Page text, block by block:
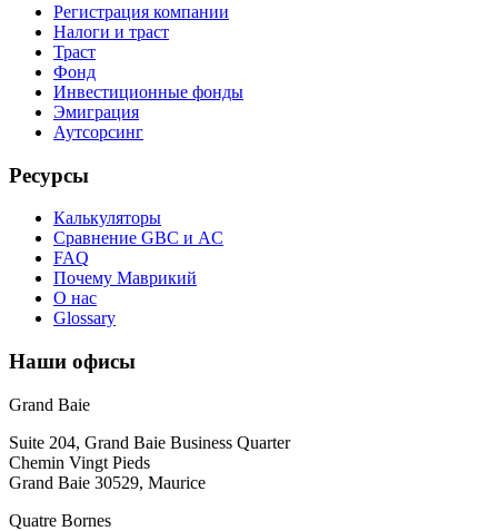
Регистрация компании
Налоги и траст
Траст
Фонд
Инвестиционные фонды
Эмиграция
Аутсорсинг
Ресурсы
Калькуляторы
Сравнение GBC и AC
FAQ
Почему Маврикий
О нас
Glossary
Наши офисы
Grand Baie
Suite 204, Grand Baie Business Quarter
Chemin Vingt Pieds
Grand Baie 30529, Maurice
Quatre Bornes